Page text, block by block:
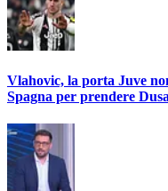
Vlahovic, la porta Juve
Spagna per prendere